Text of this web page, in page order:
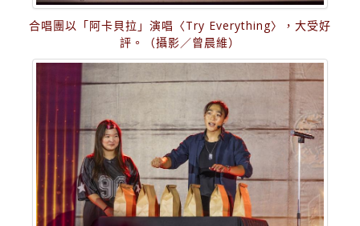
合唱團以「阿卡貝拉」演唱〈Try Everything〉，大受好
評。（攝影／曾晨維）